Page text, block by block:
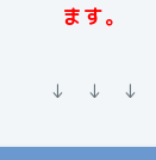
ます。
↓ ↓ ↓